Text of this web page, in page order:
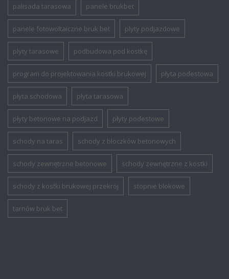
palisada tarasowa panele brukbet
panele fotowoltaiczne bruk bet plyty podjazdowe
plyty tarasowe podbudowa pod kostkę
program do projektowania kostki brukowej płyta podestowa
płyta schodowa płyta tarasowa
płyty betonowe na podjazd płyty podestowe
schody na taras schody z bloczków betonowych
schody zewnętrzne betonowe schody zewnętrzne z kostki
schody z kostki brukowej przekrój stopnie blokowe
tarnów bruk bet